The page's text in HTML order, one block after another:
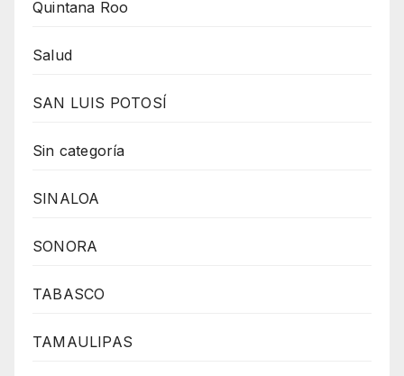
Quintana Roo
Salud
SAN LUIS POTOSÍ
Sin categoría
SINALOA
SONORA
TABASCO
TAMAULIPAS